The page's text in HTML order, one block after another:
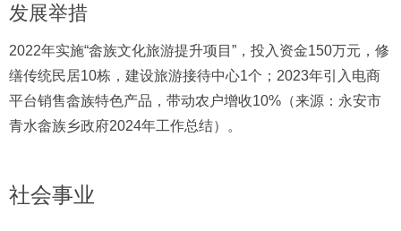
发展举措
2022年实施“畲族文化旅游提升项目”，投入资金150万元，修
缮传统民居10栋，建设旅游接待中心1个；2023年引入电商
平台销售畲族特色产品，带动农户增收10%（来源：永安市
青水畲族乡政府2024年工作总结）。
社会事业